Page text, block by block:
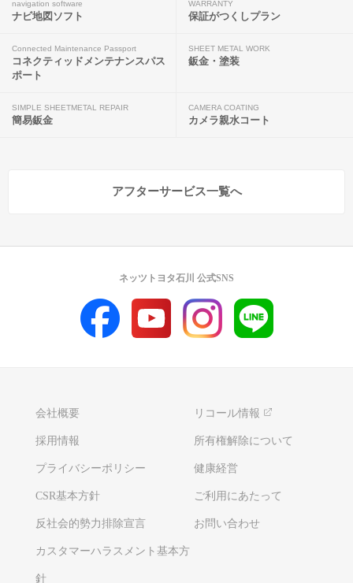
navigation software
ナビ地図ソフト
WARRANTY
保証がつくしプラン
Connected Maintenance Passport
コネクティッドメンテナンスパス
ポート
SHEET METAL WORK
鈑金・塗装
SIMPLE SHEETMETAL REPAIR
簡易鈑金
CAMERA COATING
カメラ親水コート
アフターサービス一覧へ
会社概要 リコール情報
採用情報 所有権解除について
プライバシーポリシー 健康経営
CSR基本方針 ご利用にあたって
反社会的勢力排除宣言 お問い合わせ
カスタマーハラスメント基本方
針
ネッツトヨタ石川 公式SNS